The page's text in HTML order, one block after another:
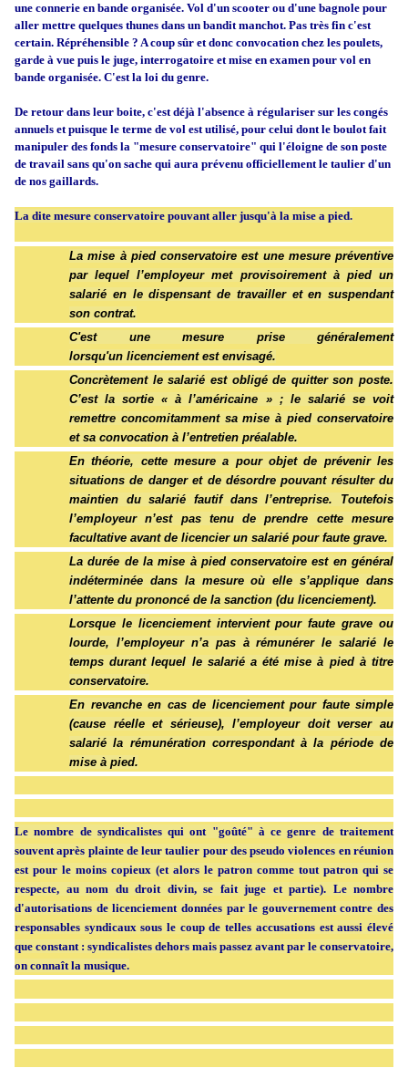
une connerie en bande organisée. Vol d'un scooter ou d'une bagnole pour
aller mettre quelques thunes dans un bandit manchot. Pas très fin c'est
certain. Répréhensible ? A coup sûr et donc convocation chez les poulets,
garde à vue puis le juge, interrogatoire et mise en examen pour vol en
bande organisée. C'est la loi du genre.
De retour dans leur boite, c'est déjà l'absence à régulariser sur les congés
annuels et puisque le terme de vol est utilisé, pour celui dont le boulot fait
manipuler des fonds la "mesure conservatoire" qui l'éloigne de son poste
de travail sans qu'on sache qui aura prévenu officiellement le taulier d'un
de nos gaillards.
La dite mesure conservatoire pouvant aller jusqu'à la mise a pied.
La mise à pied conservatoire est une mesure préventive
par lequel l’employeur met provisoirement à pied un
salarié en le dispensant de travailler et en suspendant
son contrat.
C'est une mesure prise généralement
lorsqu'un licenciementest envisagé.
Concrètement le salarié est obligé de quitter son poste.
C’est la sortie « à l’américaine » ; le salarié se voit
remettre concomitamment sa mise à pied conservatoire
et sa convocation à l’entretien préalable.
En théorie, cette mesure a pour objet de prévenir les
situations de danger et de désordre pouvant résulter du
maintien du salarié fautif dans l’entreprise. Toutefois
l’employeur n’est pas tenu de prendre cette mesure
facultative avant de licencierun salarié pour faute grave.
La durée de la mise à pied conservatoire est en général
indéterminée dans la mesure où elle s’applique dans
l’attente du prononcé de la sanction (du licenciement).
Lorsque le licenciementintervient pour faute grave ou
lourde, l’employeur n’a pas à rémunérer le salarié le
temps durant lequel le salarié a été mise à pied à titre
conservatoire.
En revanche en cas de licenciement pour fautesimple
(cause réelle et sérieuse), l’employeur doit verser au
salarié la rémunération correspondant à la période de
mise à pied.
Le nombre de syndicalistes qui ont "goûté" à ce genre de traitement
souvent après plainte de leur taulier pour des pseudo violences en réunion
est pour le moins copieux (et alors le patron comme tout patron qui se
respecte, au nom du droit divin, se fait juge et partie). Le nombre
d'autorisations de licenciement données par le gouvernement contre des
responsables syndicaux sous le coup de telles accusations est aussi élevé
que constant : syndicalistes dehors mais passez avant par le conservatoire,
on connaît la musique.